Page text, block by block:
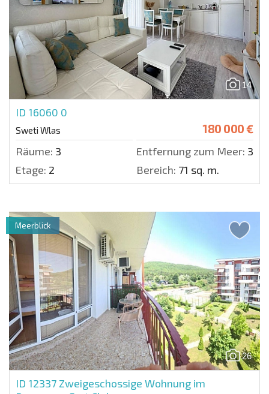
14
ID 16060 0
Sweti Wlas 180 000 €
Räume: 3 Entfernung zum Meer: 300
Etage: 2 Bereich: 71 sq. m.
26
ID 12337 Zweigeschossige Wohnung im
Meerblick